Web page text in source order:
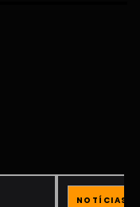
NOTÍCIAS